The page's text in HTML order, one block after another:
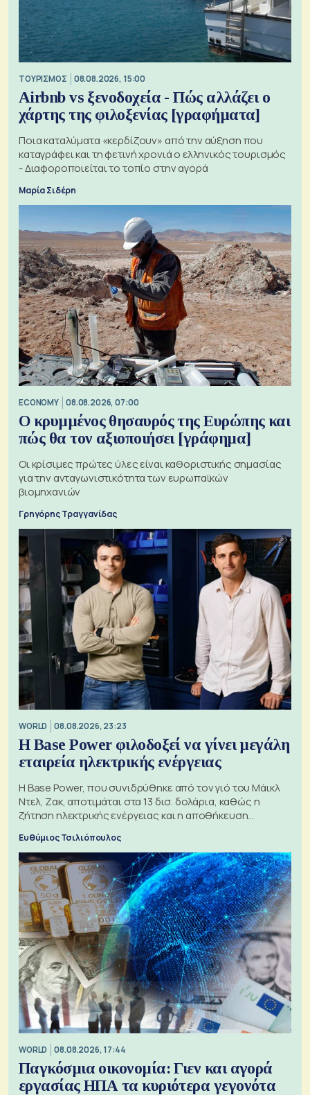
ΤΟΥΡΙΣΜΟΣ 08.08.2026, 15:00
Airbnb vs ξενοδοχεία - Πώς αλλάζει ο
χάρτης της φιλοξενίας [γραφήματα]
Ποια καταλύματα «κερδίζουν» από την αύξηση που
καταγράφει και τη φετινή χρονιά ο ελληνικός τουρισμός
- Διαφοροποιείται το τοπίο στην αγορά
Μαρία Σιδέρη
ECONOMY 08.08.2026, 07:00
Ο κρυμμένος θησαυρός της Ευρώπης και
πώς θα τον αξιοποιήσει [γράφημα]
Οι κρίσιμες πρώτες ύλες είναι καθοριστικής σημασίας
για την ανταγωνιστικότητα των ευρωπαϊκών
βιομηχανιών
Γρηγόρης Τραγγανίδας
WORLD 08.08.2026, 23:23
Η Base Power φιλοδοξεί να γίνει μεγάλη
εταιρεία ηλεκτρικής ενέργειας
Η Base Power, που συνιδρύθηκε από τον γιό του Μάικλ
Ντελ, Ζακ, αποτιμάται στα 13 δισ. δολάρια, καθώς η
ζήτηση ηλεκτρικής ενέργειας και η αποθήκευση
Ευθύμιος Τσιλιόπουλος
WORLD 08.08.2026, 17:44
Παγκόσμια οικονομία: Γιεν και αγορά
εργασίας ΗΠΑ τα κυριότερα γεγονότα